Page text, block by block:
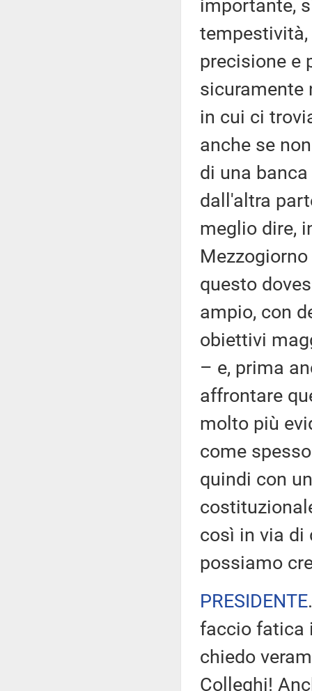
importante,
precisione e
sicuramente
in cui ci
anche se
di una
dall'altra
meglio dire,
questo
ampio, con
obiettivi
– e, prima
affrontare
molto più
come
quindi con
così in via di
possiamo
PRESIDENTE
faccio fatica
chiedo
Colleghi!